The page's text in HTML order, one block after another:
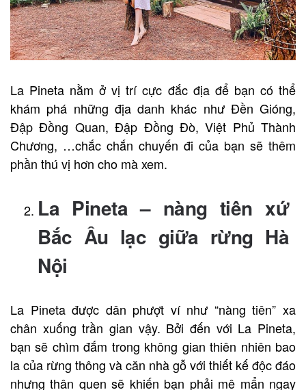
La Pineta nằm ở vị trí cực đắc địa để bạn có thể
khám phá những địa danh khác như Đền Gióng,
Đập Đồng Quan, Đập Đồng Đò, Việt Phủ Thành
Chương, …chắc chắn chuyến đi của bạn sẽ thêm
phần thú vị hơn cho mà xem.
La Pineta – nàng tiên xứ
Bắc Âu lạc giữa rừng Hà
Nội
La Pineta được dân phượt ví như “nàng tiên” xa
chân xuống trần gian vậy. Bởi đến với La Pineta,
bạn sẽ chìm đắm trong không gian thiên nhiên bao
la của rừng thông và căn nhà gỗ với thiết kế độc đáo
nhưng thân quen sẽ khiến bạn phải mê mẩn ngay